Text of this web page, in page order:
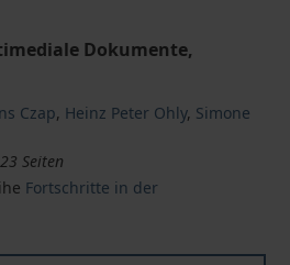
Dokumente,
Czap, Heinz Peter Ohly, Simone
Seiten
Fortschritte in der